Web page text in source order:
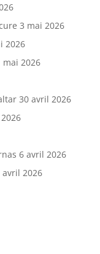
3 mai 2026
2026
mai 2026
30 avril 2026
6 avril 2026
avril 2026